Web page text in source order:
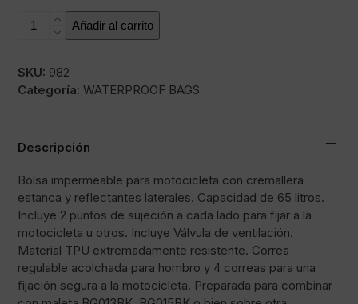
74,92€.52,44€.
BG016BK
cantidad
Añadir al carrito
SKU: 982
Categoría:WATERPROOF BAGS
Descripción
Bolsa impermeable para motocicleta con cremallera
estanca y reflectantes laterales. Capacidad de 65 litros.
Incluye 2 puntos de sujeción a cada lado para fijar a la
motocicleta u otros. Incluye Válvula de ventilación.
Material TPU extremadamente resistente. Correa
regulable acolchada para hombro y 4 correas para una
fijación segura a la motocicleta. Preparada para combinar